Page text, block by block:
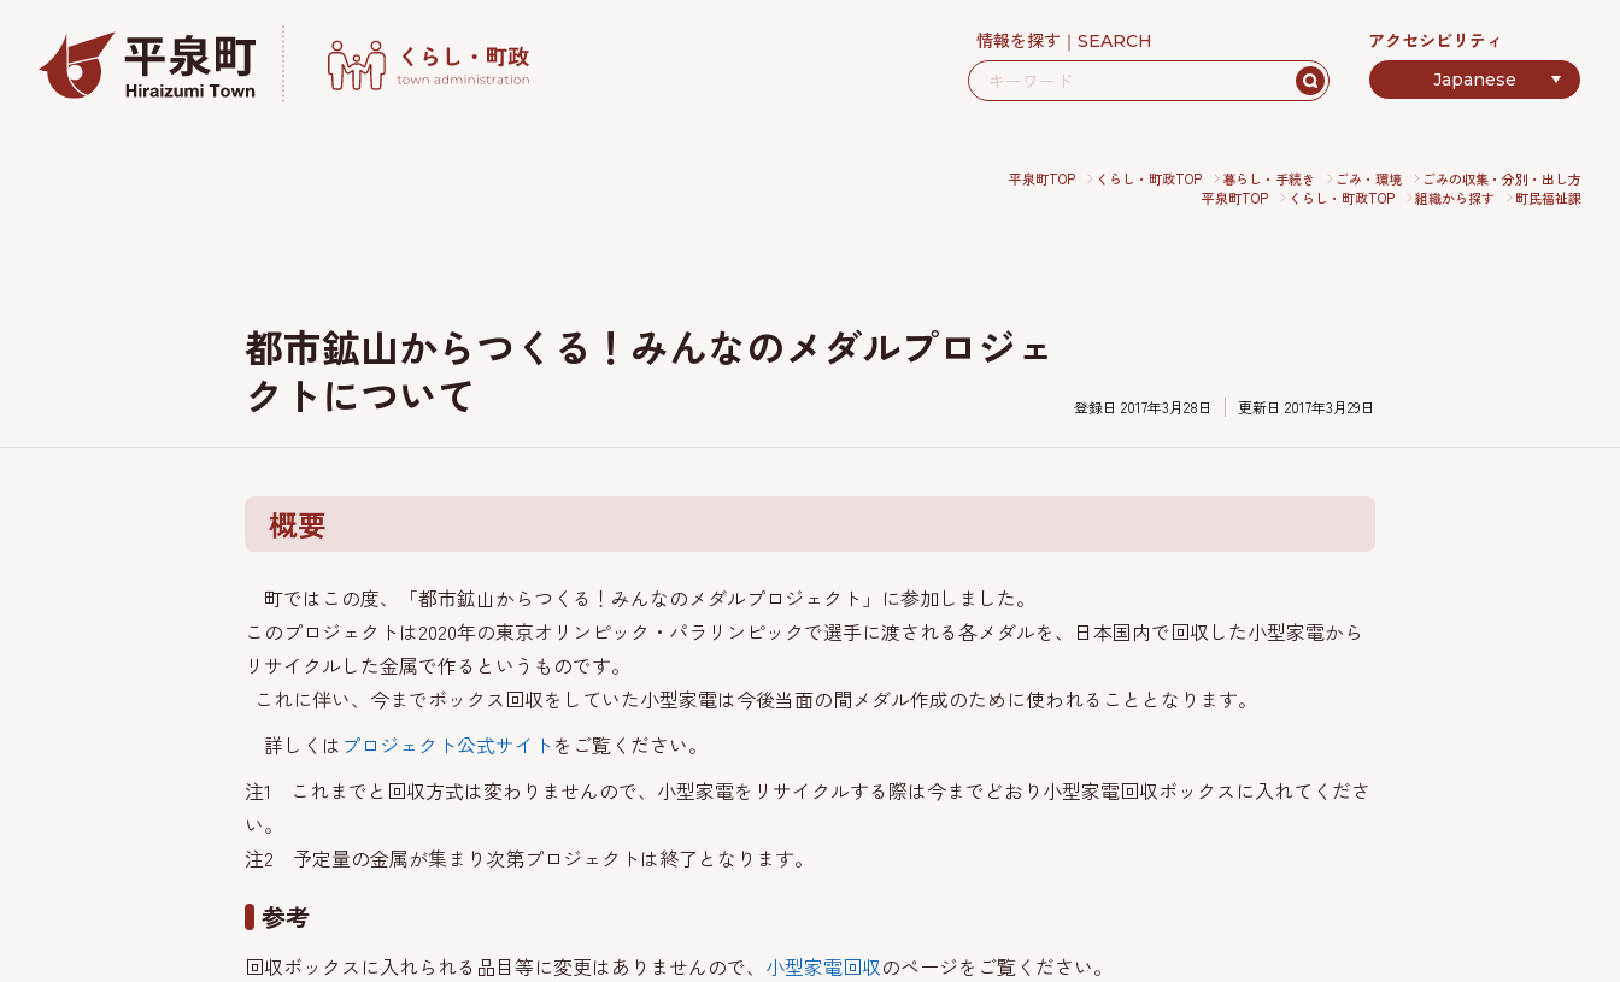
情報を探す SEARCH アクセシビリティ
平泉町TOP くらし・町政TOP 暮らし・手続き ごみ・環境
ごみの収集・分別・出し方
平泉町TOP
くらし・町政TOP 組織から探す 町民福祉課
都市鉱山からつくる！みんなのメダルプロジェ
クトについて
登録日 2017年3月28日 更新日 2017年3月29日
概要
町ではこの度、「都市鉱山からつくる！みんなのメダルプロジェクト」に参加しました。
このプロジェクトは2020年の東京オリンピック・パラリンピックで選手に渡される各メダルを、日本国内で回収した小型家電から
リサイクルした金属で作るというものです。
これに伴い、今までボックス回収をしていた小型家電は今後当面の間メダル作成のために使われることとなります。
詳しくは プロジェクト公式サイトをご覧ください。
注1 これまでと回収方式は変わりませんので、小型家電をリサイクルする際は今までどおり小型家電回収ボックスに入れてくださ
い。
注2 予定量の金属が集まり次第プロジェクトは終了となります。
参考
回収ボックスに入れられる品目等に変更はありませんので、 小型家電回収のページをご覧ください。